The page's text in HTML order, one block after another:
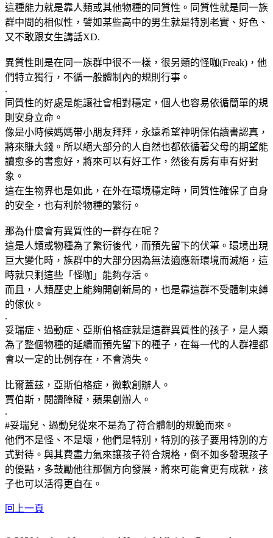
這種能力就是靠人類或其他物種的同質性。同質性就是同一族
群中間的相似性，譬如某些高中的男生就是特別老實、好色、
又不敢跟女生講話XD.
異質性則是在同一族群中很不一樣，很另類的怪咖(Freak)，他
們特立獨行，不循一般體制內的規則行事。
.
同質性的好處是能讓社會相對穩定，個人也容易依循簡單的規
則安身立命。
像是小時候媽媽帶小朋友拜拜，永遠希望神明保佑讀書認真，
將來賺大錢。所以絕大部分的人自然也都依循著父母的期望能
讀愈多的書愈好，將來可以有好工作，然後有房有車有好對
象。
這在生物界也是如此，在外在環境穩定時，同質性確保了自身
的安全，也有利於物種的繁衍。
那為什麼會有異質性的一群存在呢？
這是人類或物種為了繁衍後代，而預先留下的伏筆。環境出現
巨大變化時，族群中的大部分因為無法適應新環境而滅絕，這
時就只剩這些「怪咖」能夠存活。
而且，人類歷史上能夠開創新局的，也是靠這群不受體制束縛
的傢伙。
.
妥瑞症、過動症、亞斯伯格症就是這群異質性的孩子，是人類
為了整個物種的延續而預先留下的種子，在每一代的人群裡都
會以一定的比例存在，不會消失。
比爾蓋茲，亞斯伯格症，微軟創辦人。
賈伯斯，閱讀障礙，蘋果創辦人。
.
#妥瑞兒、過動兒從來不是為了符合體制的規範而來。
他們不是怪、不是壞，他們是特別，特別的孩子要用特別的方
式對待。與其費盡力氣來讓孩子符合規格，倒不如多發現孩子
的優點，多鼓勵他往那個方向發展，將來可能會更有成就，孩
子也可以活得更自在。
回上一頁